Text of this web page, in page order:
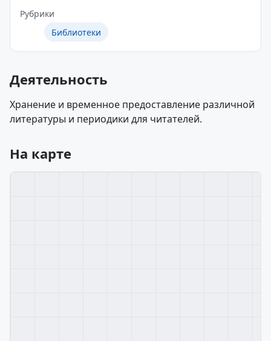
Рубрики
Библиотеки
Деятельность
Хранение и временное предоставление различной
литературы и периодики для читателей.
На карте